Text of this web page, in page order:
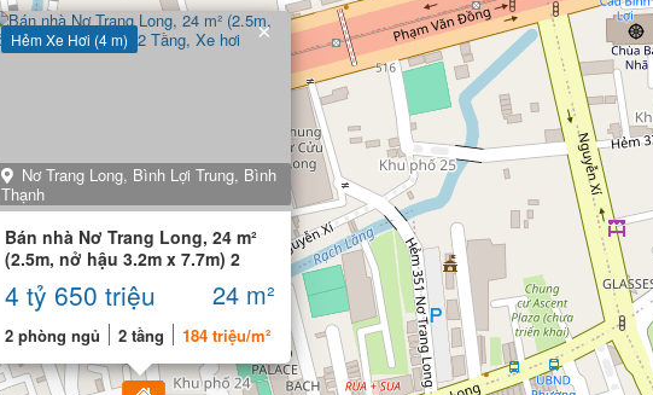
Hẻm Xe Hơi (4 m)
Nơ Trang Long, Bình Lợi Trung, Bình
Thạnh
Bán nhà Nơ Trang Long, 24 m²
(2.5m, nở hậu 3.2m x 7.7m) 2
Tầng, Xe hơi
4 tỷ 650 triệu 24 m²
2 phòng ngủ 2 tầng 184 triệu/m²
×
4 tỷ 750 triệu
Tăng Bạt Hổ,Bình Lợi Trung
3.2 mx 8.6 m
2 tầng
DT:27.3 m² 2 phòng
169 triệu/m²
Đông Bắc